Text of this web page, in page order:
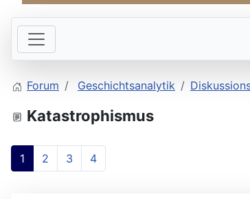
Forum Geschichtsanalytik
Katastrophismus
1 2 3 4